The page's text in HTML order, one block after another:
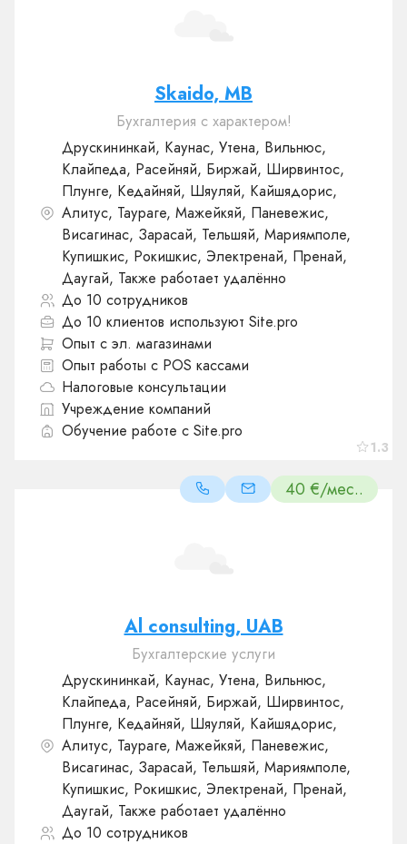
1.3
Skaido, MB
Бухгалтерия с характером!
Друскининкай, Каунас, Утена, Вильнюс,
Клайпеда, Расейняй, Биржай, Ширвинтос,
Плунге, Кедайняй, Шяуляй, Кайшядорис,
Алитус, Таураге, Мажейкяй, Паневежис,
Висагинас, Зарасай, Тельшяй, Мариямполе,
Купишкис, Рокишкис, Электренай, Пренай,
Даугай, Также работает удалённо
До 10 сотрудников
До 10 клиентов используют Site.pro
Опыт с эл. магазинами
Опыт работы с POS кассами
Налоговые консультации
Учреждение компаний
Обучение работе с Site.pro
40 €/мес..
Al consulting, UAB
Бухгалтерские услуги
Друскининкай, Каунас, Утена, Вильнюс,
Клайпеда, Расейняй, Биржай, Ширвинтос,
Плунге, Кедайняй, Шяуляй, Кайшядорис,
Алитус, Таураге, Мажейкяй, Паневежис,
Висагинас, Зарасай, Тельшяй, Мариямполе,
Купишкис, Рокишкис, Электренай, Пренай,
Даугай, Также работает удалённо
До 10 сотрудников